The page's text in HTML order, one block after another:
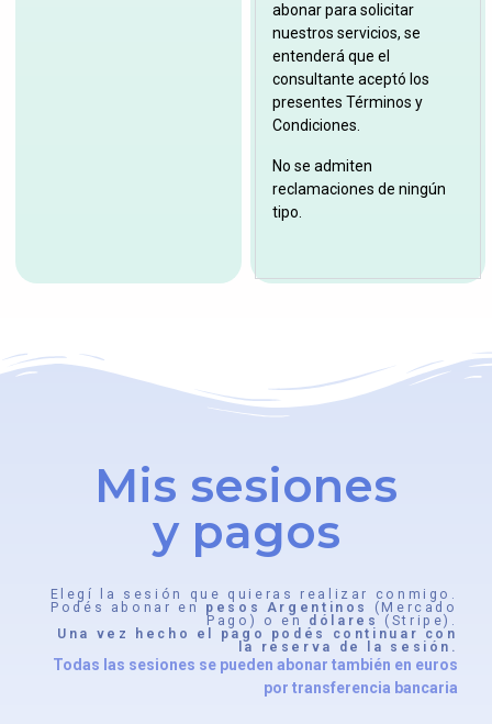
abonar para solicitar
nuestros servicios, se
entenderá que el
consultante aceptó los
presentes Términos y
Condiciones.
No se admiten
reclamaciones de ningún
tipo.
Mis sesiones
y pagos
Elegí la sesión que quieras realizar conmigo.
Podés abonar en pesos Argentinos
(Mercado
Pago) o en dólares (Stripe).
Una vez hecho el pago podés continuar con
la reserva de la sesión.
Todas las sesiones se pueden abonar también en euros
por transferencia bancaria